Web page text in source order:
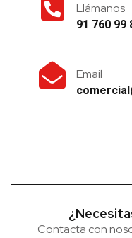
Llámanos
91 760 99
Email
Contacta con